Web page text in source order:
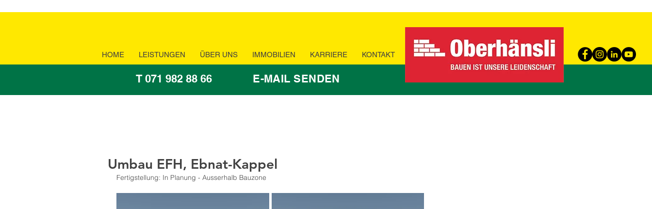
T 071 982 88 66 E-MAIL SENDEN
HOME LEISTUNGEN ÜBER UNS IMMOBILIEN KARRIERE KONTAKT
Umbau EFH, Ebnat-Kappel
Fertigstellung: In Planung - Ausserhalb Bauzone